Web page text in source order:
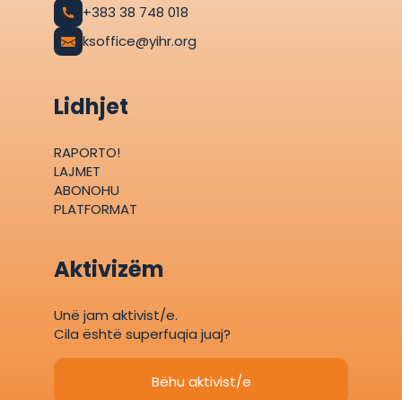
+383 38 748 018
ksoffice@yihr.org
Lidhjet
RAPORTO!
LAJMET
ABONOHU
PLATFORMAT
Aktivizëm
Unë jam aktivist/e.
Cila është superfuqia juaj?
Bëhu aktivist/e